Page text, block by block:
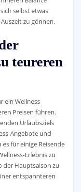
selbst etwas
zu gönnen.
teureren
ein Wellness-
Preisen führen.
Urlaubsziels
Angebote und
für einige Reisende
Erlebnis zu
der Hauptsaison zu
entspannteren